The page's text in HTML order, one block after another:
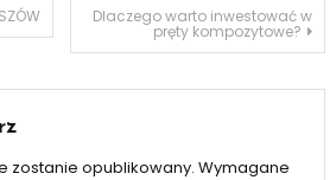
Dlaczego warto inwestować w
pręty kompozytowe?
zostanie opublikowany. Wymagane